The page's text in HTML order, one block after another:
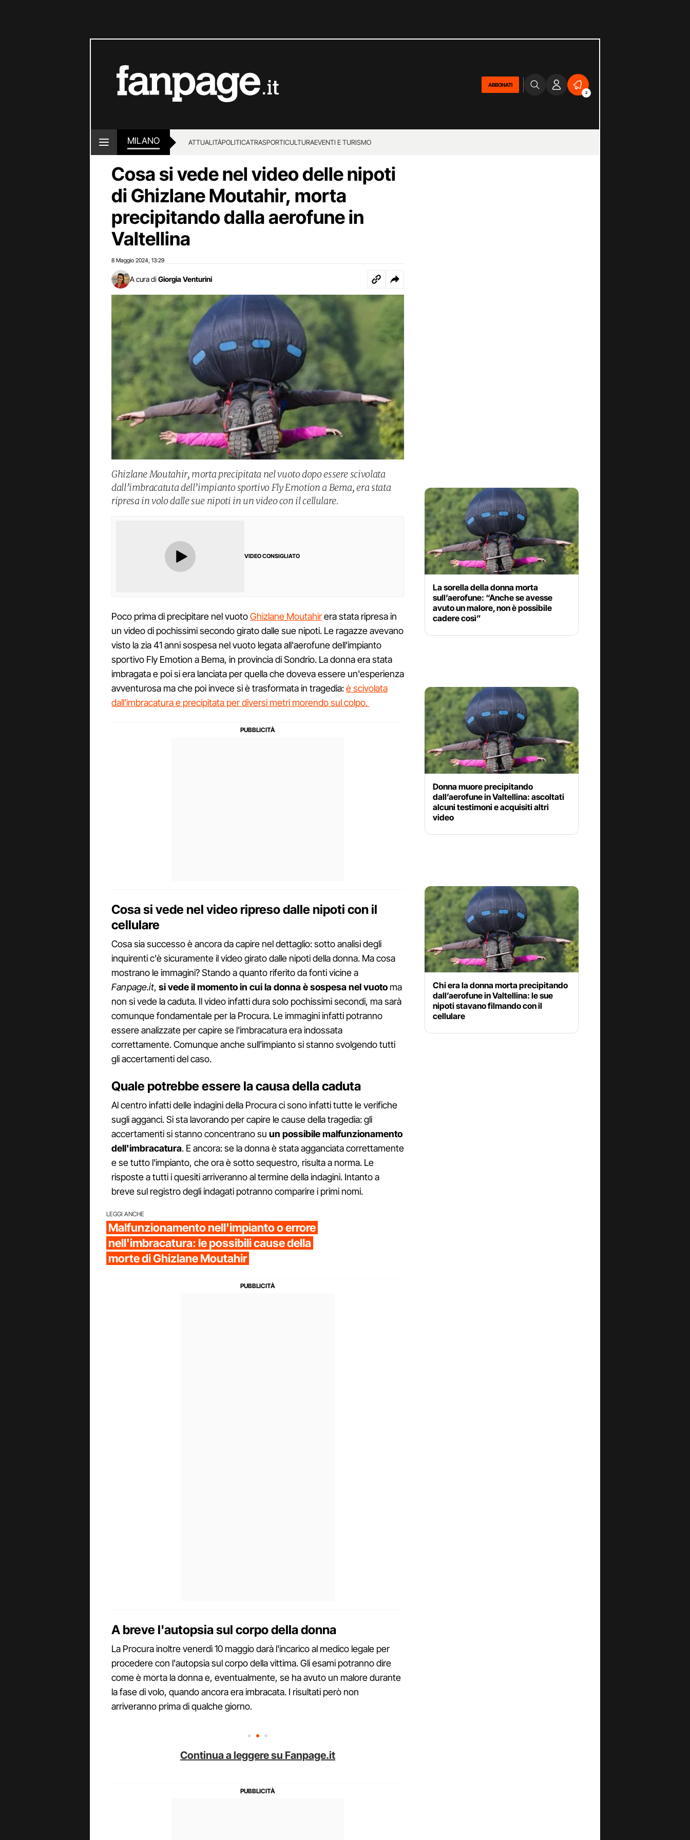
ABBONATI
2
MILANO ATTUALITÀPOLITICATRASPORTICULTURAEVENTI E TURISMO
Cosa si vede nel video delle nipoti
di Ghizlane Moutahir, morta
precipitando dalla aerofune in
Valtellina
8 Maggio 2024 13:29
A cura di Giorgia Venturini
Ghizlane Moutahir, morta precipitata nel vuoto dopo essere scivolata
dall’imbracatuta dell’impianto sportivo Fly Emotion a Bema, era stata
ripresa in volo dalle sue nipoti in un video con il cellulare.
VIDEO CONSIGLIATO
Poco prima di precipitare nel vuotoGhizlane Moutahirera stata ripresa in
un video di pochissimi secondo girato dalle sue nipoti. Le ragazze avevano
visto la zia 41 anni sospesa nel vuoto legata all'aerofune dell'impianto
sportivo Fly Emotion a Bema, in provincia di Sondrio. La donna era stata
imbragata e poi si era lanciata per quella che doveva essere un'esperienza
avventurosa ma che poi invece si è trasformata in tragedia:è scivolata
dall'imbracatura e precipitata per diversi metri morendo sul colpo.
Cosa si vede nel video ripreso dalle nipoti con il
cellulare
Cosa sia successo è ancora da capire nel dettaglio: sotto analisi degli
inquirenti c'è sicuramente il video girato dalle nipoti della donna. Ma cosa
mostrano le immagini? Stando a quanto riferito da fonti vicine a
Fanpage.it, si vede il momento in cui la donna è sospesa nel vuotoma
non si vede la caduta. Il video infatti dura solo pochissimi secondi, ma sarà
comunque fondamentale per la Procura. Le immagini infatti potranno
essere analizzate per capire se l'imbracatura era indossata
correttamente. Comunque anche sull'impianto si stanno svolgendo tutti
gli accertamenti del caso.
Quale potrebbe essere la causa della caduta
Al centro infatti delle indagini della Procura ci sono infatti tutte le verifiche
sugli agganci. Si sta lavorando per capire le cause della tragedia: gli
accertamenti si stanno concentrano su un possibile malfunzionamento
dell'imbracatura. E ancora: se la donna è stata agganciata correttamente
e se tutto l'impianto, che ora è sotto sequestro, risulta a norma. Le
risposte a tutti i quesiti arriveranno al termine della indagini. Intanto a
breve sul registro degli indagati potranno comparire i primi nomi.
LEGGI ANCHE
Malfunzionamento nell'impianto o errore
nell'imbracatura: le possibili cause della
morte di Ghizlane Moutahir
A breve l'autopsia sul corpo della donna
La Procura inoltre venerdì 10 maggio darà l'incarico al medico legale per
procedere con l'autopsia sul corpo della vittima. Gli esami potranno dire
come è morta la donna e, eventualmente, se ha avuto un malore durante
la fase di volo, quando ancora era imbracata. I risultati però non
arriveranno prima di qualche giorno.
Continua a leggere su Fanpage.it
La sorella della donna morta
sull’aerofune: “Anche se avesse
avuto un malore, non è possibile
cadere così”
Donna muore precipitando
dall’aerofune in Valtellina: ascoltati
alcuni testimoni e acquisiti altri
video
Chi era la donna morta precipitando
dall’aerofune in Valtellina: le sue
nipoti stavano filmando con il
cellulare